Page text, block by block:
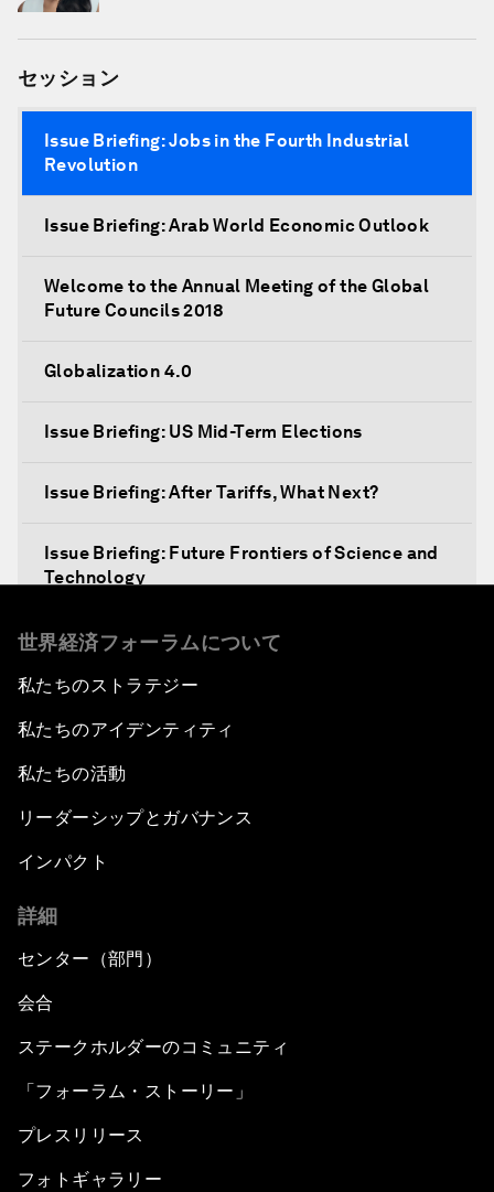
セッション
Issue Briefing: Jobs in the Fourth Industrial
Revolution
Issue Briefing: Arab World Economic Outlook
Welcome to the Annual Meeting of the Global
Future Councils 2018
Globalization 4.0
Issue Briefing: US Mid-Term Elections
Issue Briefing: After Tariffs, What Next?
Issue Briefing: Future Frontiers of Science and
Technology
Shaping a New Global Architecture
Closing Remarks
世界経済フォーラムについて
私たちのストラテジー
私たちのアイデンティティ
私たちの活動
リーダーシップとガバナンス
インパクト
詳細
センター（部門）
会合
ステークホルダーのコミュニティ
「フォーラム・ストーリー」
プレスリリース
フォトギャラリー